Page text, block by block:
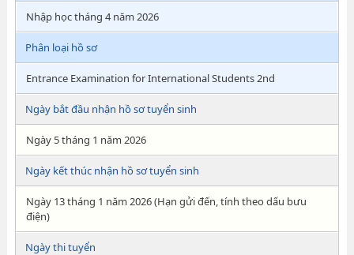
Nhập học tháng 4 năm 2026
Phân loại hồ sơ
Entrance Examination for International Students 2nd
Ngày bắt đầu nhận hồ sơ tuyển sinh
Ngày 5 tháng 1 năm 2026
Ngày kết thúc nhận hồ sơ tuyển sinh
Ngày 13 tháng 1 năm 2026 (Hạn gửi đến, tính theo dấu bưu
điện)
Ngày thi tuyển